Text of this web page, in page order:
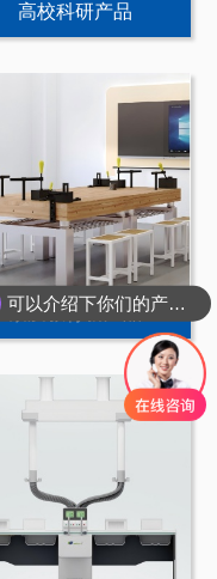
高校科研产品
素质教育新产品 可以介绍下你们的产品么